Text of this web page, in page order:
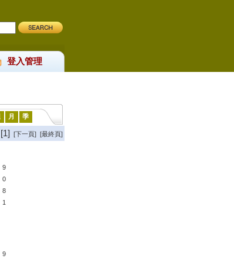
登入管理
月 季
[1] [下一頁] [最終頁]
9
0
8
1
9